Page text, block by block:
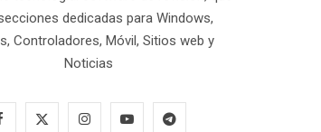
dedicadas para Windows,
Controladores, Móvil, Sitios web y
Noticias
F I Y T